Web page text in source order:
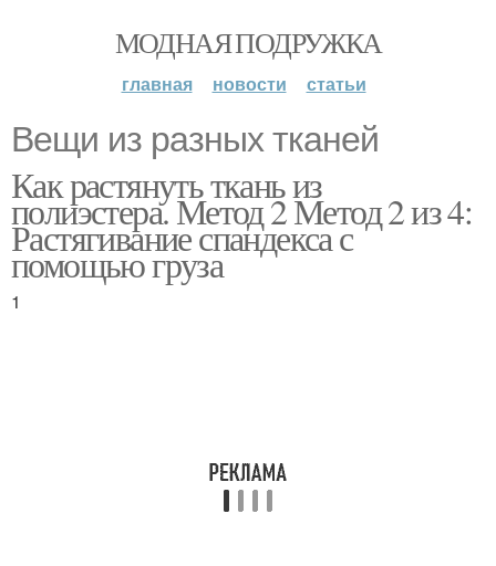
МОДНАЯ ПОДРУЖКА
главная новости статьи
Вещи из разных тканей
Как растянуть ткань из
полиэстера. Метод 2 Метод 2 из 4:
Растягивание спандекса с
помощью груза
1